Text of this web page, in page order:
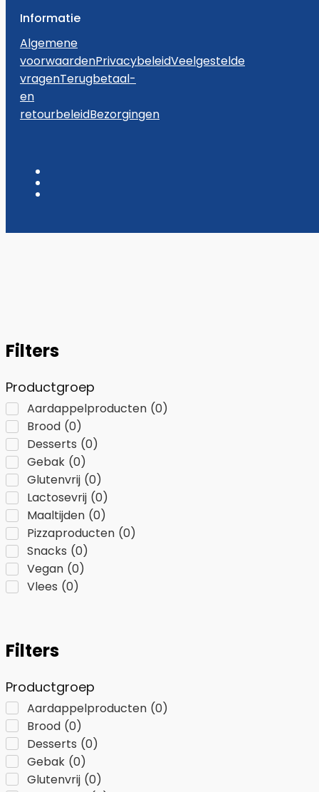
Informatie
Algemene
voorwaardenPrivacybeleidVeelgestelde
vragenTerugbetaal-
en
retourbeleidBezorgingen
Filters
Productgroep
Aardappelproducten (0)
Brood (0)
Desserts (0)
Gebak (0)
Glutenvrij (0)
Lactosevrij (0)
Maaltijden (0)
Pizzaproducten (0)
Snacks (0)
Vegan (0)
Vlees (0)
Filters
Productgroep
Aardappelproducten (0)
Brood (0)
Desserts (0)
Gebak (0)
Glutenvrij (0)